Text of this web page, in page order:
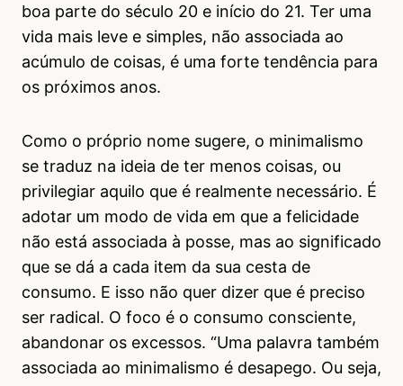
boa parte do século 20 e início do 21. Ter uma
vida mais leve e simples, não associada ao
acúmulo de coisas, é uma forte tendência para
os próximos anos.
Como o próprio nome sugere, o minimalismo
se traduz na ideia de ter menos coisas, ou
privilegiar aquilo que é realmente necessário. É
adotar um modo de vida em que a felicidade
não está associada à posse, mas ao significado
que se dá a cada item da sua cesta de
consumo. E isso não quer dizer que é preciso
ser radical. O foco é o consumo consciente,
abandonar os excessos. “Uma palavra também
associada ao minimalismo é desapego. Ou seja,